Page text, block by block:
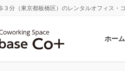
３分（東京都板橋区）のレンタルオフィス・
ホーム